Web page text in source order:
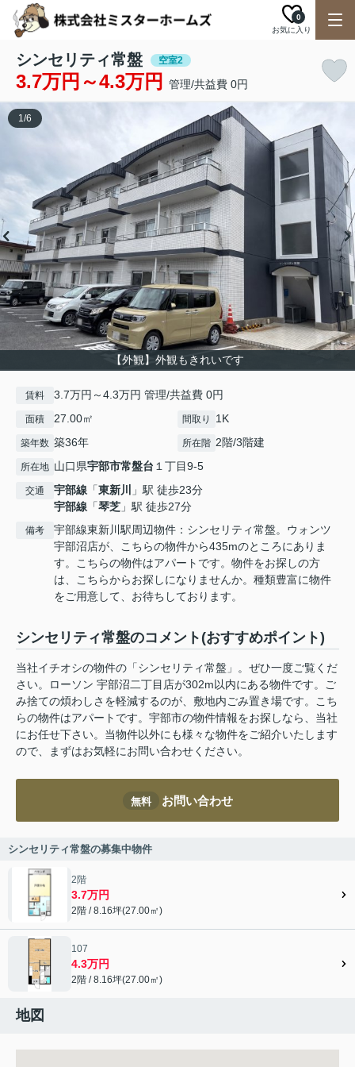
お気に入り
0
シンセリティ常盤 空室2
3.7万円～4.3万円 管理/共益費 0円
【外観】外観もきれいです
1/6
賃料 3.7万円～4.3万円 管理/共益費 0円
面積 27.00㎡ 間取り 1K
築年数 築36年 所在階 2階/3階建
所在地 山口県宇部市常盤台 １丁目9-5
交通 宇部線 「東新川
」駅 徒歩23分
宇部線 「琴芝 」駅 徒歩27分
備考
宇部線東新川駅周辺物件：シンセリティ常盤。ウォンツ
宇部沼店が、こちらの物件から435mのところにありま
す。こちらの物件はアパートです。物件をお探しの方
は、こちらからお探しになりませんか。種類豊富に物件
をご用意して、お待ちしております。
シンセリティ常盤のコメント(おすすめポイント)
当社イチオシの物件の「シンセリティ常盤」。ぜひ一度ご覧くだ
さい。ローソン 宇部沼二丁目店が302m以内にある物件です。ご
み捨ての煩わしさを軽減するのが、敷地内ごみ置き場です。こち
らの物件はアパートです。宇部市の物件情報をお探しなら、当社
にお任せ下さい。当物件以外にも様々な物件をご紹介いたします
ので、まずはお気軽にお問い合わせください。
無料 お問い合わせ
シンセリティ常盤の募集中物件
2階
3.7万円
2階 / 8.16坪(27.00㎡)
107
4.3万円
2階 / 8.16坪(27.00㎡)
地図